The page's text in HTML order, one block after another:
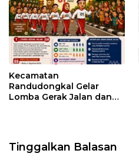
Kecamatan
Randudongkal Gelar
Lomba Gerak Jalan dan
Tinggalkan Balasan